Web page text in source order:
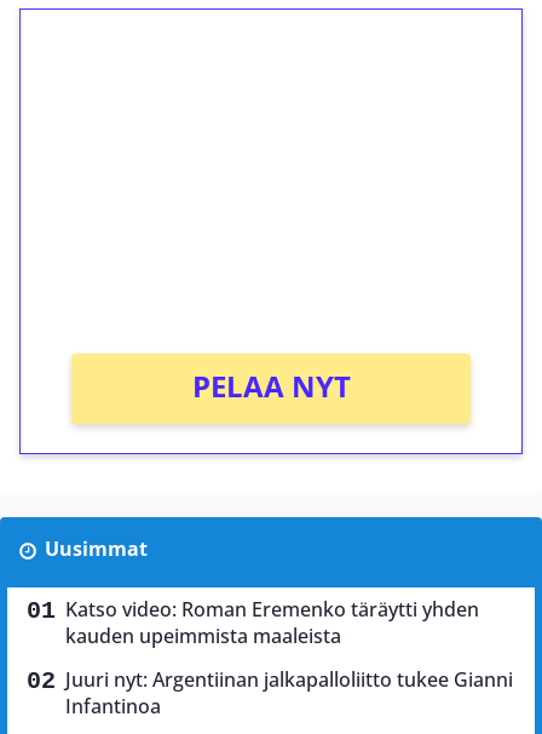
PELAA NYT
Uusimmat
Katso video: Roman Eremenko täräytti yhden
kauden upeimmista maaleista
Juuri nyt: Argentiinan jalkapalloliitto tukee Gianni
Infantinoa